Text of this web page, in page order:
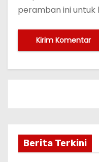
peramban ini
Berita Terkini